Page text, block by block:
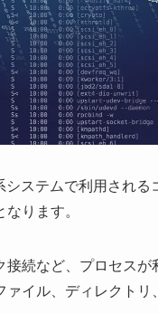
ステムで利用される
ります。
続など、プロセス
イル、ディレクト